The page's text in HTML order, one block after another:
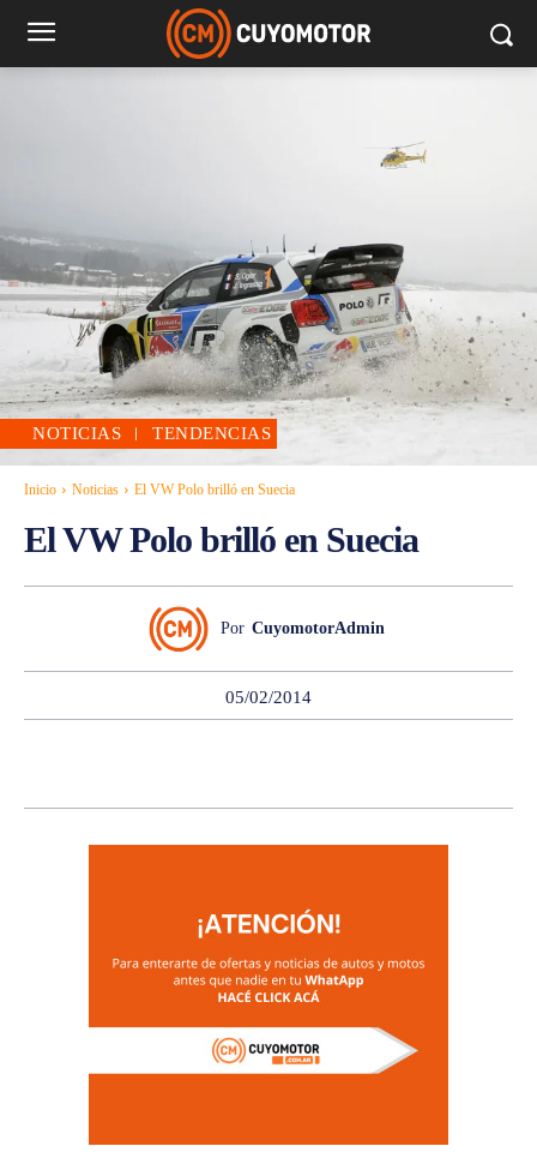
NOTICIAS TENDENCIAS
Inicio Noticias El VW Polo brilló en Suecia
El VW Polo brilló en Suecia
Por CuyomotorAdmin
05/02/2014